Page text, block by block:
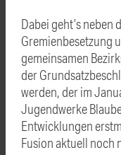
Dabei geht’s neben
Gremienbesetzung
gemeinsamen
der
werden, der im
Jugendwerke
Entwicklungen
Fusion aktuell noch